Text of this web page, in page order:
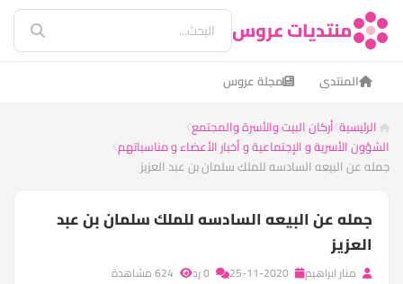
منتديات عروس
المنتدى مجلة عروس
الرئيسية أركان البيت والأسرة والمجتمع
الشؤون الأسرية و الإجتماعية و أخبار الأعضاء و مناسباتهم
جمله عن البيعه السادسه للملك سلمان بن عبد العزيز
جمله عن البيعه السادسه للملك سلمان بن عبد
العزيز
منار ابراهيم